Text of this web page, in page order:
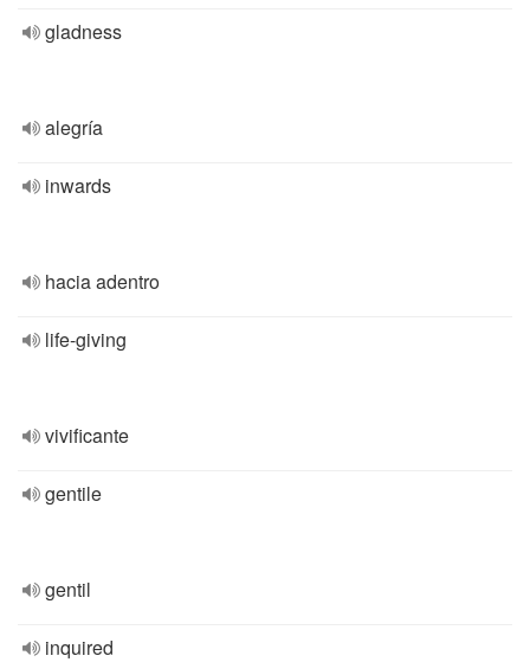
gladness
alegría
inwards
hacia adentro
life-giving
vivificante
gentile
gentil
inquired